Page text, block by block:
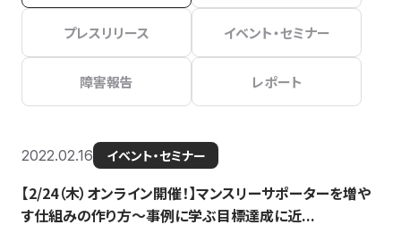
プレスリリース イベント・セミナー
障害報告 レポート
2022.02.16 イベント・セミナー
【2/24（木）オンライン開催！】マンスリーサポーターを増や
す仕組みの作り方〜事例に学ぶ目標達成に近...